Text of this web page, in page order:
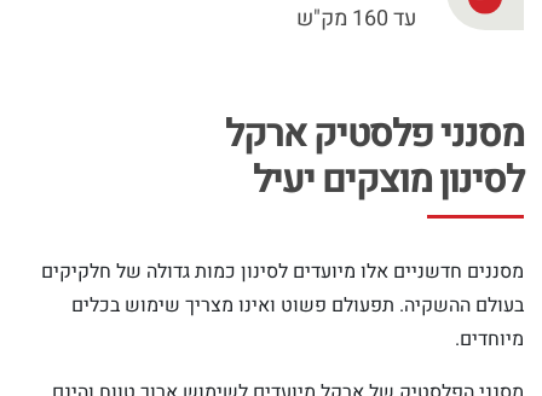
עד 160 מק"ש
מסנני פלסטיק ארקל
לסינון מוצקים יעיל
מסננים חדשניים אלו מיועדים לסינון כמות גדולה של חלקיקים
בעולם ההשקיה. תפעולם פשוט ואינו מצריך שימוש בכלים
מיוחדים.